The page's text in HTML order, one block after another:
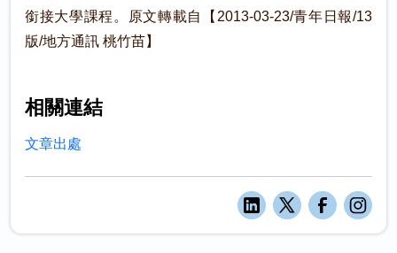
銜接大學課程。原文轉載自【2013-03-23/青年日報/13
版/地方通訊 桃竹苗】
相關連結
文章出處